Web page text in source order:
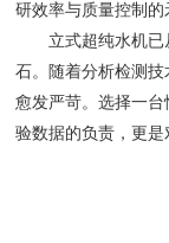
研效率与质量控制的
立式超纯水机已
石。随着分析检测
愈发严苛。选择一
验数据的负责，更是